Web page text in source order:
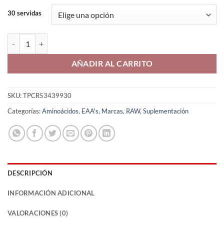
30 servidas
AÑADIR AL CARRITO
SKU:TPCR53439930
Categorías:Aminoácidos, EAA's, Marcas, RAW,Suplementación
DESCRIPCIÓN
INFORMACIÓN ADICIONAL
VALORACIONES (0)